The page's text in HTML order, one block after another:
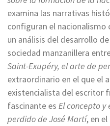
examina las narrativas
configuran el nacionalismo
un análisis del desarrollo
sociedad manzanillera
Saint-Exupéry, el arte de
extraordinario en el que el
existencialista del escritor
fascinante es El concepto
perdido de José Martí, en